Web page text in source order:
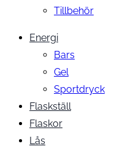
Tillbehör
Energi
Bars
Gel
Sportdryck
Flaskställ
Flaskor
Lås